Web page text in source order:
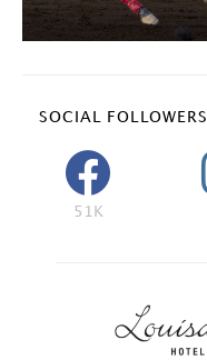
SOCIAL FOLLOWERS
51K